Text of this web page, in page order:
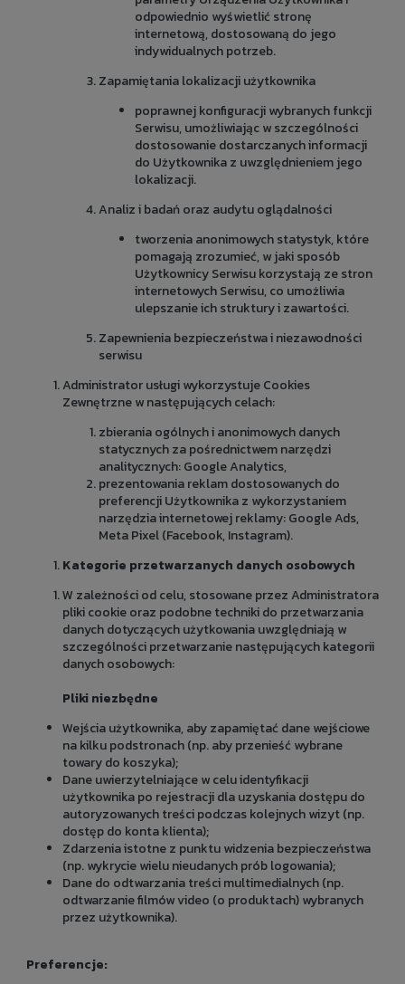
odpowiednio wyświetlić stronę
internetową, dostosowaną do jego
indywidualnych potrzeb.
Zapamiętania lokalizacji użytkownika
poprawnej konfiguracji wybranych funkcji
Serwisu, umożliwiając w szczególności
dostosowanie dostarczanych informacji
do Użytkownika z uwzględnieniem jego
lokalizacji.
Analiz i badań oraz audytu oglądalności
tworzenia anonimowych statystyk, które
pomagają zrozumieć, w jaki sposób
Użytkownicy Serwisu korzystają ze stron
internetowych Serwisu, co umożliwia
ulepszanie ich struktury i zawartości.
Zapewnienia bezpieczeństwa i niezawodności
serwisu
Administrator usługi wykorzystuje Cookies
Zewnętrzne w następujących celach:
zbierania ogólnych i anonimowych danych
statycznych za pośrednictwem narzędzi
analitycznych: Google Analytics,
prezentowania reklam dostosowanych do
preferencji Użytkownika z wykorzystaniem
narzędzia internetowej reklamy: Google Ads,
Meta Pixel (Facebook, Instagram).
Kategorie przetwarzanych danych osobowych
W zależności od celu, stosowane przez Administratora
pliki cookie oraz podobne techniki do przetwarzania
danych dotyczących użytkowania uwzględniają w
szczególności przetwarzanie następujących kategorii
danych osobowych:
Pliki niezbędne
Wejścia użytkownika, aby zapamiętać dane wejściowe
na kilku podstronach (np. aby przenieść wybrane
towary do koszyka);
Dane uwierzytelniające w celu identyfikacji
użytkownika po rejestracji dla uzyskania dostępu do
autoryzowanych treści podczas kolejnych wizyt (np.
dostęp do konta klienta);
Zdarzenia istotne z punktu widzenia bezpieczeństwa
(np. wykrycie wielu nieudanych prób logowania);
Dane do odtwarzania treści multimedialnych (np.
odtwarzanie filmów video (o produktach) wybranych
przez użytkownika).
Preferencje: